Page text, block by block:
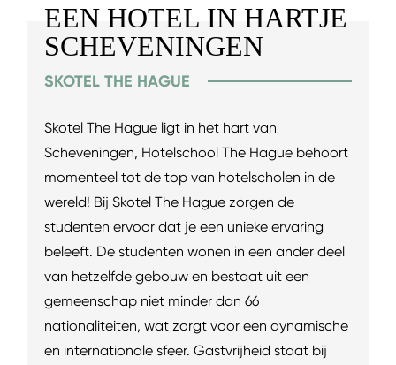
EEN HOTEL IN HARTJE
SCHEVENINGEN
SKOTEL THE HAGUE
Skotel The Hague ligt in het hart van
Scheveningen, Hotelschool The Hague behoort
momenteel tot de top van hotelscholen in de
wereld! Bij Skotel The Hague zorgen de
studenten ervoor dat je een unieke ervaring
beleeft. De studenten wonen in een ander deel
van hetzelfde gebouw en bestaat uit een
gemeenschap niet minder dan 66
nationaliteiten, wat zorgt voor een dynamische
en internationale sfeer. Gastvrijheid staat bij